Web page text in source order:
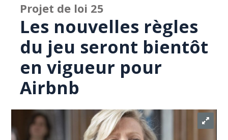
Projet de loi 25
Les nouvelles règles
du jeu seront bientôt
en vigueur pour
Airbnb